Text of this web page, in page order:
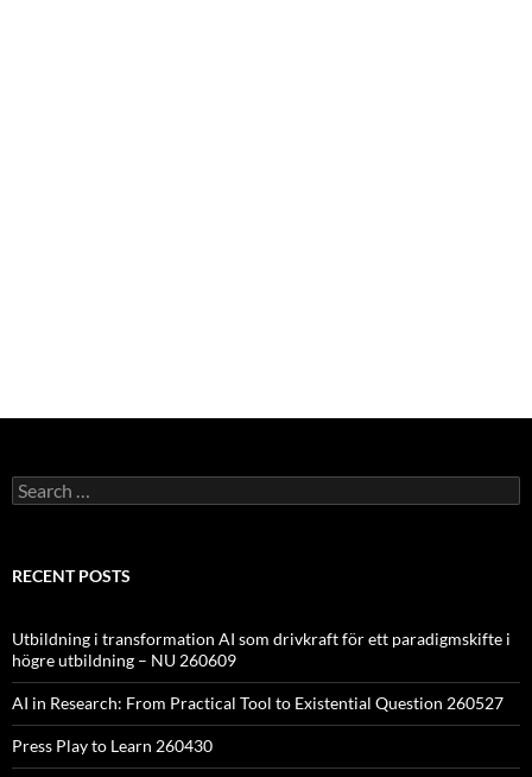
Search
for:
RECENT POSTS
Utbildning i transformation AI som drivkraft för ett paradigmskifte i
högre utbildning – NU 260609
AI in Research: From Practical Tool to Existential Question 260527
Press Play to Learn 260430